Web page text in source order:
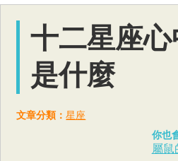
十二星座
是什麼
文章分類：星座
你也
屬鼠